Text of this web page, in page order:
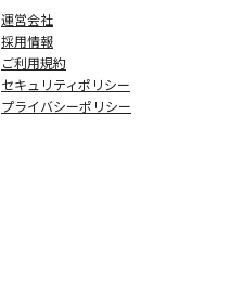
運営会社
採用情報
ご利用規約
セキュリティポリシー
プライバシーポリシー